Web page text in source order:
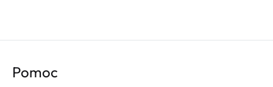
Converse
Crocs
Pomoc